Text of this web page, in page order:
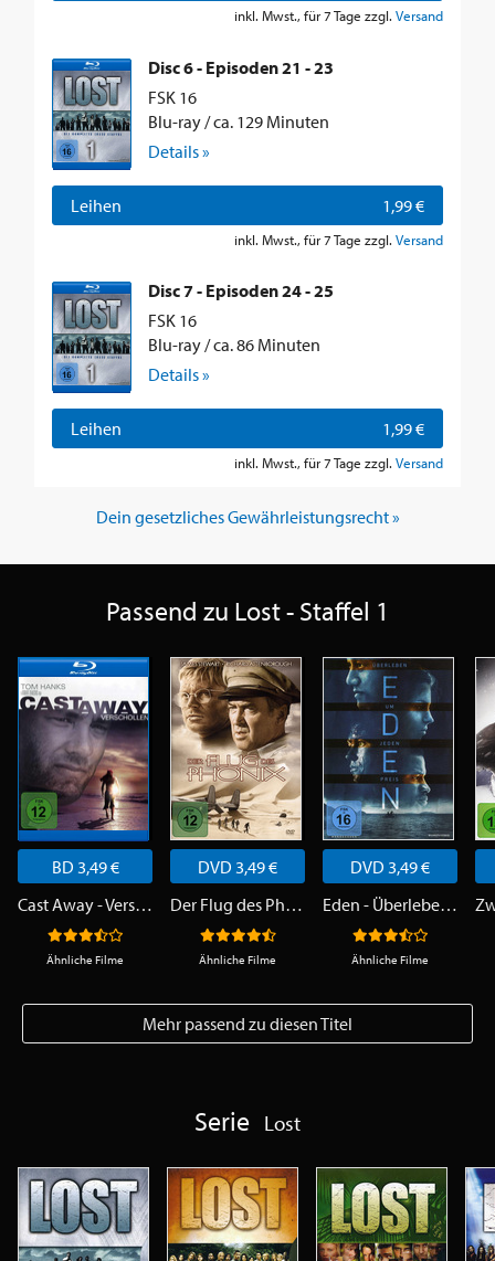
inkl. Mwst., für 7 Tage zzgl. Versand
Disc 6 - Episoden 21 - 23
FSK 16
Blu-ray / ca. 129 Minuten
Details »
Leihen 1,99 €
inkl. Mwst., für 7 Tage zzgl. Versand
Disc 7 - Episoden 24 - 25
FSK 16
Blu-ray / ca. 86 Minuten
Details »
Leihen 1,99 €
inkl. Mwst., für 7 Tage zzgl. Versand
Dein gesetzliches Gewährleistungsrecht »
Passend zu Lost - Staffel 1
BD 3,49 €
Cast Away - Verschollen
Ähnliche Filme
DVD 3,49 €
Der Flug des Phönix
Ähnliche Filme
DVD 3,49 €
Eden - Überleben um jeden Preis
Ähnliche Filme
Mehr passend zu diesen Titel
Serie Lost